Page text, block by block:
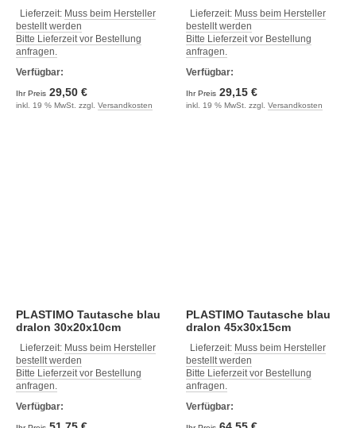
Lieferzeit: Muss beim Hersteller
bestellt werden
Bitte Lieferzeit vor Bestellung
anfragen.
Verfügbar:
Ihr Preis 29,50 €
inkl. 19 % MwSt. zzgl. Versandkosten
Lieferzeit: Muss beim Hersteller
bestellt werden
Bitte Lieferzeit vor Bestellung
anfragen.
Verfügbar:
Ihr Preis 29,15 €
inkl. 19 % MwSt. zzgl. Versandkosten
PLASTIMO Tautasche blau
dralon 30x20x10cm
Lieferzeit: Muss beim Hersteller
bestellt werden
Bitte Lieferzeit vor Bestellung
anfragen.
Verfügbar:
PLASTIMO Tautasche blau
dralon 45x30x15cm
Lieferzeit: Muss beim Hersteller
bestellt werden
Bitte Lieferzeit vor Bestellung
anfragen.
Verfügbar: